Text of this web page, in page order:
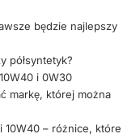
będzie najlepszy
półsyntetyk?
i 0W30
markę, której można
– różnice, które